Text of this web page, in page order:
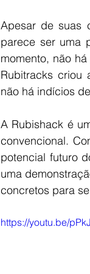
Apesar de suas
parece ser uma
momento, não
Rubitracks criou
não há indícios
A Rubishack é
convencional.
potencial futuro
uma
concretos para
https://youtu.be/